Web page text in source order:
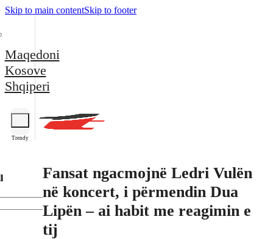
Skip to main contentSkip to footer
Maqedoni
Kosove
Shqiperi
Trendy
Fansat ngacmojnë Ledri Vulën
në koncert, i përmendin Dua
Lipën – ai habit me reagimin e
tij